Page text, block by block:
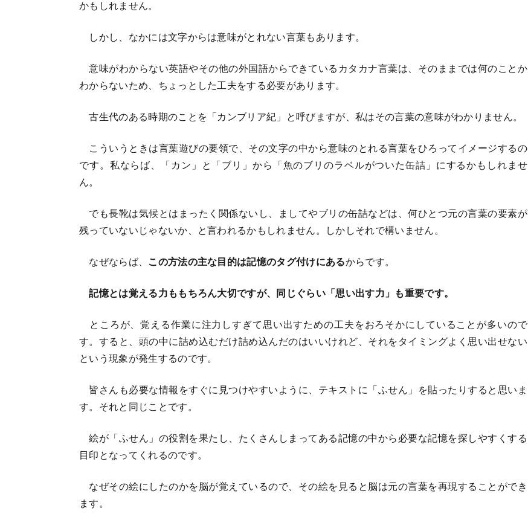
かもしれません。
しかし、なかには文字からは意味がとれない言葉もあります。
意味がわからない英語やその他の外国語からできているカタカナ言葉は、そのままでは何のことか
わからないため、ちょっとした工夫をする必要があります。
古生代のある時期のことを「カンブリア紀」と呼びますが、私はその言葉の意味がわかりません。
こういうときは言葉遊びの要領で、その文字の中から意味のとれる言葉をひろってイメージするの
です。私ならば、「カン」と「ブリ」から「魚のブリのラベルがついた缶詰」にするかもしれませ
ん。
でも長靴は気候とはまったく関係ないし、ましてやブリの缶詰などは、何ひとつ元の言葉の要素が
残っていないじゃないか、と言われるかもしれません。しかしそれで構いません。
なぜならば、 この方法の主な目的は記憶のタグ付けにあるからです。
記憶とは覚える力ももちろん大切ですが、同じぐらい「思い出す力」も重要です。
ところが、覚える作業に注力しすぎて思い出すための工夫をおろそかにしていることが多いので
す。すると、頭の中に詰め込むだけ詰め込んだのはいいけれど、それをタイミングよく思い出せない
という現象が発生するのです。
皆さんも必要な情報をすぐに見つけやすいように、テキストに「ふせん」を貼ったりすると思いま
す。それと同じことです。
絵が「ふせん」の役割を果たし、たくさんしまってある記憶の中から必要な記憶を探しやすくする
目印となってくれるのです。
なぜその絵にしたのかを脳が覚えているので、その絵を見ると脳は元の言葉を再現することができ
ます。